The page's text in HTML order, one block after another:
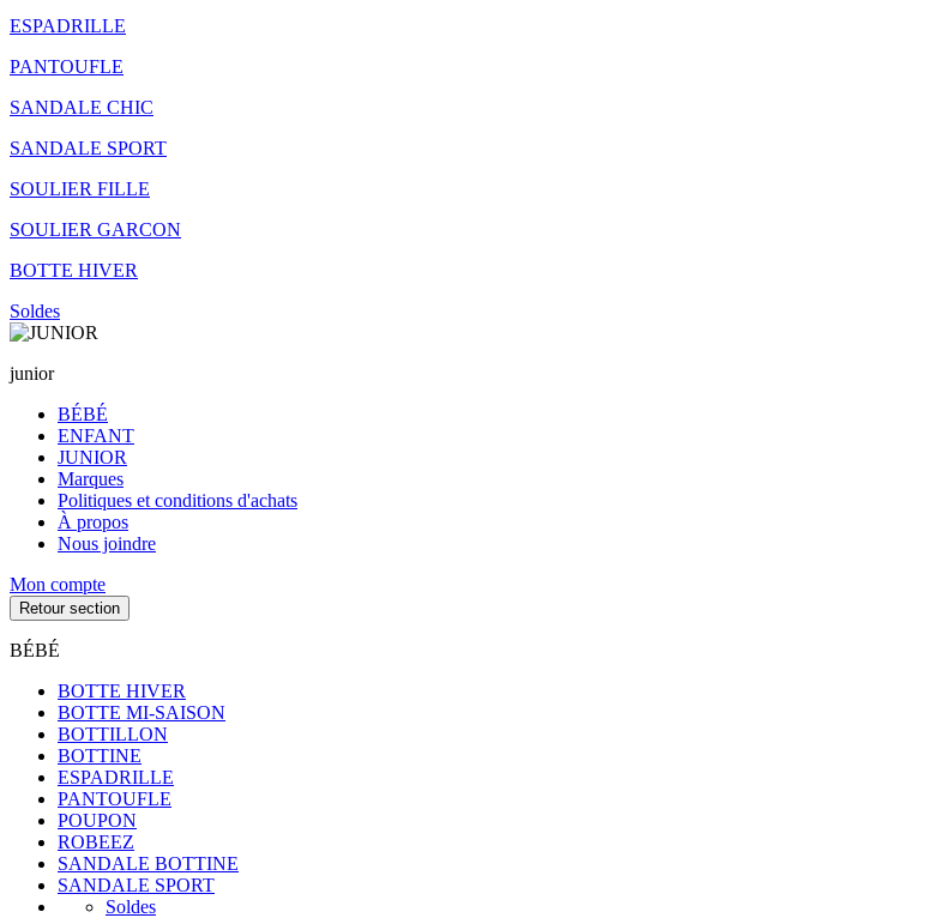
ESPADRILLE
PANTOUFLE
SANDALE CHIC
SANDALE SPORT
SOULIER FILLE
SOULIER GARCON
BOTTE HIVER
Soldes
junior
BÉBÉ
ENFANT
JUNIOR
Marques
Politiques et conditions d'achats
À propos
Nous joindre
Mon compte
Retour section
BÉBÉ
BOTTE HIVER
BOTTE MI-SAISON
BOTTILLON
BOTTINE
ESPADRILLE
PANTOUFLE
POUPON
ROBEEZ
SANDALE BOTTINE
SANDALE SPORT
Soldes